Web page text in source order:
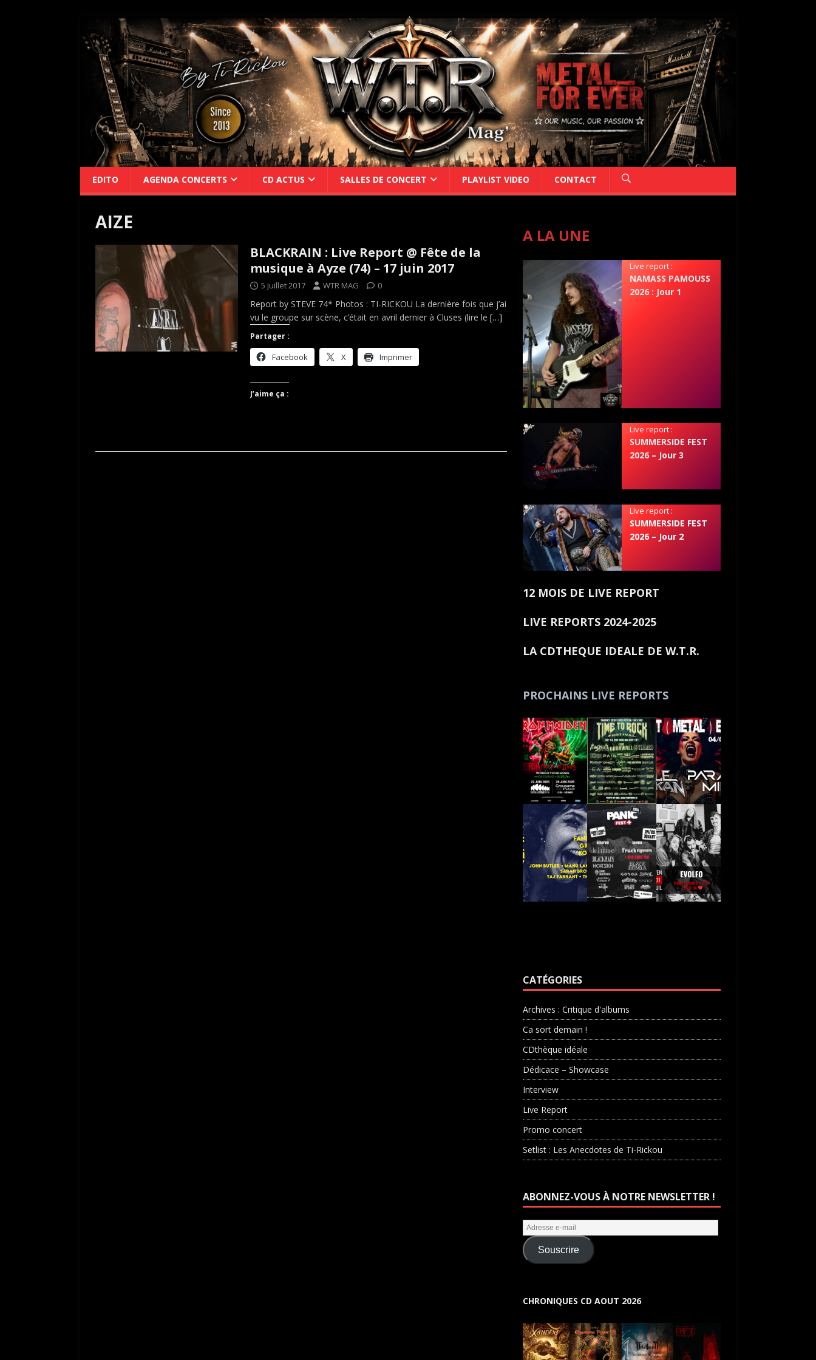
EDITO AGENDA CONCERTS CD ACTUS SALLES DE CONCERT PLAYLIST VIDEO CONTACT
AIZE
BLACKRAIN : Live Report @ Fête de la
musique à Ayze (74) – 17 juin 2017
5 juillet 2017 WTR MAG 0
Report by STEVE 74* Photos : TI-RICKOU La dernière fois que j’ai
vu le groupe sur scène, c’était en avril dernier à Cluses (lire le […]
Partager :
Facebook X Imprimer
J’aime ça :
A LA UNE
Live report :
NAMASS PAMOUSS
2026 : Jour 1
Live report :
SUMMERSIDE FEST
2026 – Jour 3
Live report :
SUMMERSIDE FEST
2026 – Jour 2
12 MOIS DE LIVE REPORT
LIVE REPORTS 2024-2025
LA CDTHEQUE IDEALE DE W.T.R.
PROCHAINS LIVE REPORTS
CATÉGORIES
Archives : Critique d'albums
Ca sort demain !
CDthèque idéale
Dédicace – Showcase
Interview
Live Report
Promo concert
Setlist : Les Anecdotes de Ti-Rickou
ABONNEZ-VOUS À NOTRE NEWSLETTER !
Souscrire
CHRONIQUES CD AOUT 2026